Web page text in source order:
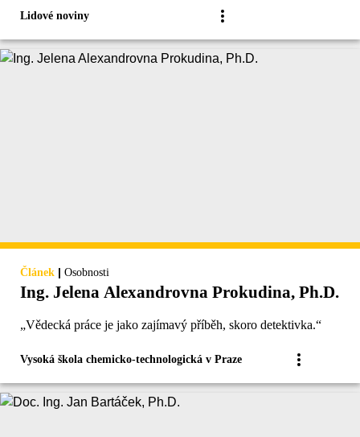
Lidové noviny
Článek | Osobnosti
Ing. Jelena Alexandrovna Prokudina, Ph.D.
„Vědecká práce je jako zajímavý příběh, skoro detektivka.“
Vysoká škola chemicko-technologická v Praze